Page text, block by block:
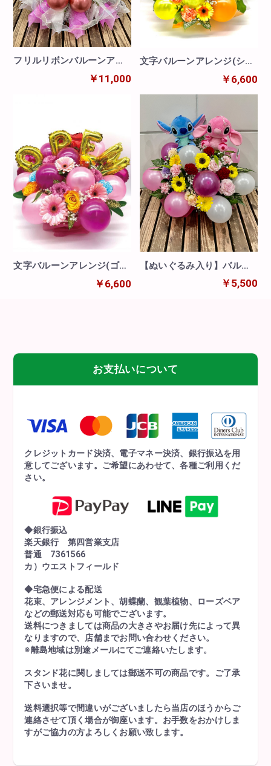
フリルリボンバルーンアレ
￥11,000
文字バルーンアレンジ(シル
￥6,600
文字バルーンアレンジ(ゴー
￥6,600
【ぬいぐるみ入り】バルー
ン&フラワーアレンジメン
ト(スティッチ&エンジェル)
￥5,500
お支払いについて
クレジットカード決済、電子マネー決済、銀行振込を用
意してございます。ご希望にあわせて、各種ご利用くだ
さい。
◆銀行振込
楽天銀行 第四営業支店
普通 7361566
カ）ウエストフィールド
◆宅急便による配送
花束、アレンジメント、胡蝶蘭、観葉植物、ローズベア
などの郵送対応も可能でございます。
送料につきましては商品の大きさやお届け先によって異
なりますので、店舗までお問い合わせください。
※離島地域は別途メールにてご連絡いたします。
スタンド花に関しましては郵送不可の商品です。ご了承
下さいませ。
送料選択等で間違いがございましたら当店のほうからご
連絡させて頂く場合が御座います。お手数をおかけしま
すがご協力の方よろしくお願い致します。